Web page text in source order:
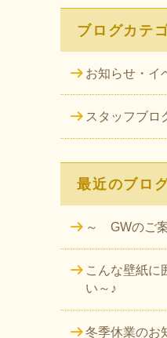
ブログカテ
お知らせ・イ
スタッフブロ
最近のブロ
～ GWのご
こんな壁紙に
い～♪
冬季休業のお